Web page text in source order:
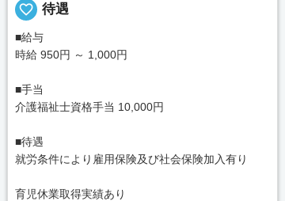
favorite_border 待遇
■給与
時給 950円 ～ 1,000円
■手当
介護福祉士資格手当 10,000円
■待遇
就労条件により雇用保険及び社会保険加入有り
育児休業取得実績あり